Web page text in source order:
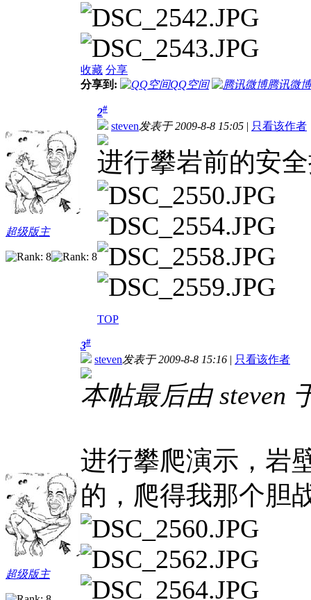
收藏 分享
分享到:
QQ空间 腾讯微博
超级版主
2#
steven发表于 2009-8-8 15:05 | 只看该作者
进行攀岩前的安
TOP
超级版主
3#
steven发表于 2009-8-8 15:16 | 只看该作者
本帖最后由 steven
进行攀爬演示，岩
的，爬得我那个胆